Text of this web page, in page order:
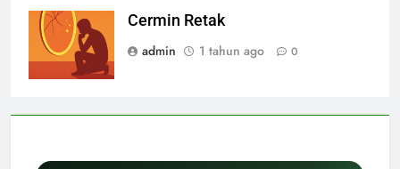
Cermin Retak
admin
1 tahun ago 0